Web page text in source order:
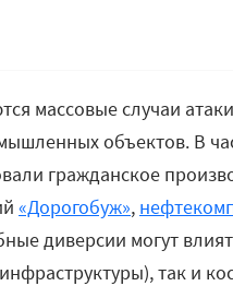
массовые случаи
объектов. В
гражданское
«Дорогобуж»,
диверсии могут
так и